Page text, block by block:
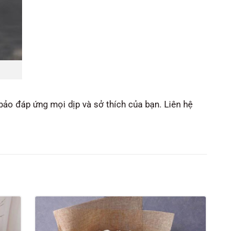
đáp ứng mọi dịp và sở thích của bạn. Liên hệ